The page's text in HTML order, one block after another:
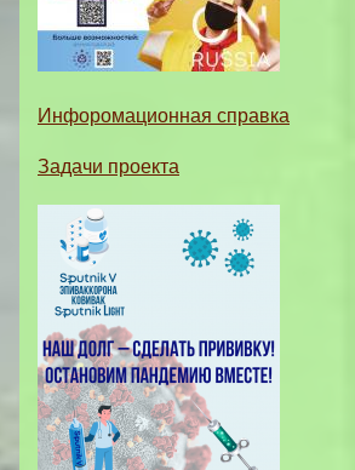
Инфоромационная справка
Задачи проекта